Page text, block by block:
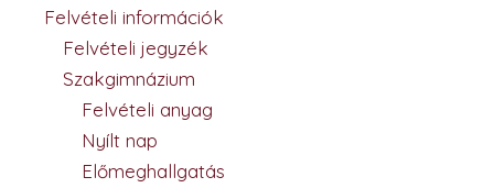
Felvételi információk
Felvételi jegyzék
Szakgimnázium
Felvételi anyag
Nyílt nap
Előmeghallgatás